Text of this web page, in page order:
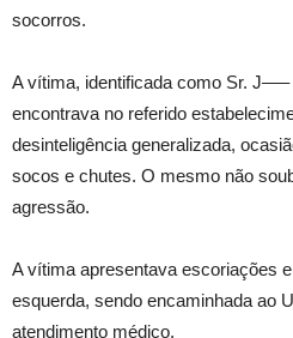
socorros.
A vítima, identificada como Sr. J—–
encontrava no referido
desinteligência generalizada,
socos e chutes. O mesmo não
agressão.
A vítima apresentava escoriações
esquerda, sendo encaminhada ao
atendimento médico.